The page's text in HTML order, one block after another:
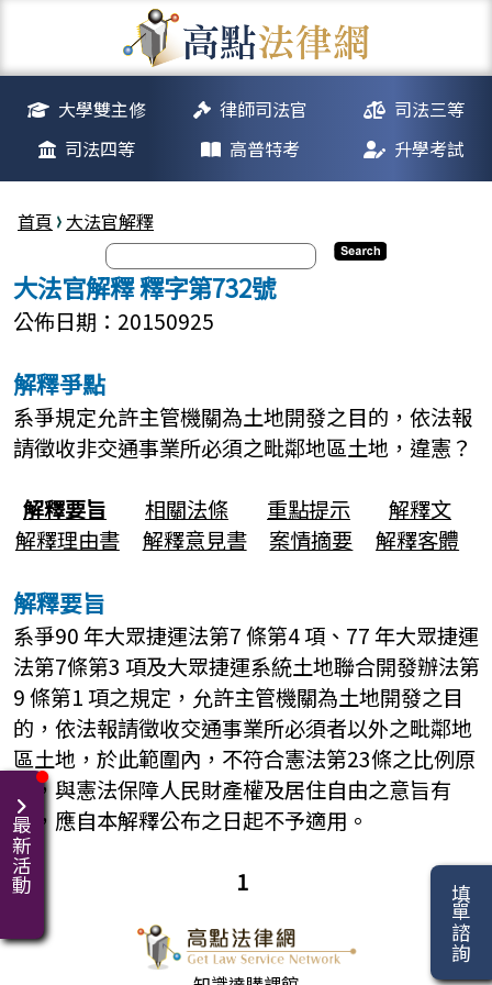
大學雙主修 律師司法官
司法三等
司法四等
高普特考 升學考試
首頁 大法官解釋
大法官解釋 釋字第732號
公佈日期：20150925
解釋爭點
系爭規定允許主管機關為土地開發之目的，依法報
請徵收非交通事業所必須之毗鄰地區土地，違憲？
解釋要旨
相關法條 重點提示
解釋文
解釋理由書
解釋意見書 案情摘要 解釋客體
解釋要旨
系爭90 年大眾捷運法第7 條第4 項、77 年大眾捷運
法第7條第3 項及大眾捷運系統土地聯合開發辦法第
9 條第1 項之規定，允許主管機關為土地開發之目
的，依法報請徵收交通事業所必須者以外之毗鄰地
區土地，於此範圍內，不符合憲法第23條之比例原
則，與憲法保障人民財產權及居住自由之意旨有
違，應自本解釋公布之日起不予適用。
1
填單諮詢
最新活動